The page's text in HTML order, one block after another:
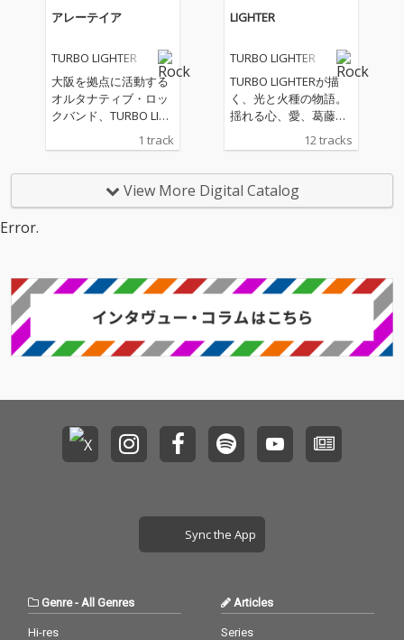
で去っていった人々を
横目に、矛盾を抱えな
ドの歩み。それはまる
で走馬灯のように目ま
ぐるしく、決して綺麗
なものばかりではな
直してきた「つぎはぎ
って新たな彩りを与え
に寄り添い、共に明日
跡がここにある。
で去っていった人々を
横目に、矛盾を抱えな
ドの歩み。それはまる
で走馬灯のように目ま
ぐるしく、決して綺麗
なものばかりではな
直してきた「つぎはぎ
って新たな彩りを与え
に寄り添い、共に明日
跡がここにある。
アレーテイア
TURBO LIGHTER
大阪を拠点に活動する
オルタナティブ・ロッ
クバンド、TURBO LIG
HTERのニューシングル
『アレーテイア』。 タ
ア」とは、古代ギリシ
ャ語で「真実」や「隠
のメモ帳に叩きつけた
そんな日常の濁流に飲
み込まれそうな瞬間
を、バンドのルーツで
ーカルハーモニーで鮮
やかに描き出します。
本作が提示するのは、
うに手間暇をかけ
る」。 情報過多な現代
において、自分自身の
1 track
LIGHTER
TURBO LIGHTER
TURBO LIGHTERが描
く、光と火種の物語。
揺れる心、愛、葛藤、
そして希望――さまざ
まな感情をギターロッ
曲。 聴くたびに、自分
の中の火種を見つけ、
12 tracks
View More Digital Catalog
Error.
Sync the App
Genre- All Genres
Hi-res
Articles
Series